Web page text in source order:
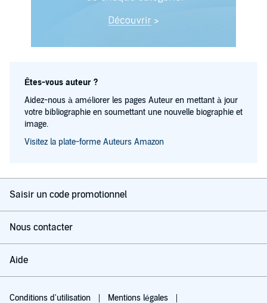
Êtes-vous auteur ?
Aidez-nous à améliorer les pages Auteur en mettant à jour
votre bibliographie en soumettant une nouvelle biographie et
image.
Visitez la plate-forme Auteurs Amazon
Saisir un code promotionnel
Nous contacter
Aide
Conditions d'utilisation Mentions légales